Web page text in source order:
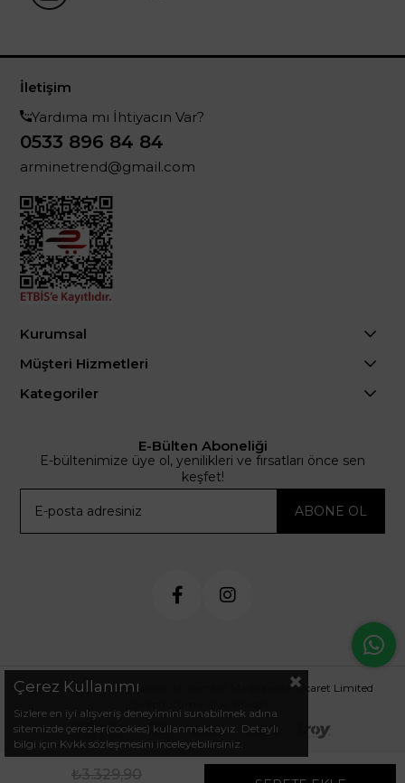
₺3.329,90
İletişim
Yardıma mı İhtiyacın Var?
0533 896 84 84
arminetrend@gmail.com
Kurumsal
Müşteri Hizmetleri
Kategoriler
E-Bülten Aboneliği
E-bültenimize üye ol, yenilikleri ve fırsatları önce sen
keşfet!
ABONE OL
© 2024 .arminetrend.com.tr. Sembol Mağazacılık Ticaret Limited
Çerez Kullanımı
Sizlere en iyi alışveriş deneyimini sunabilmek adına
sitemizde çerezler(cookies) kullanmaktayız. Detaylı
bilgi için Kvkk sözleşmesini inceleyebilirsiniz.